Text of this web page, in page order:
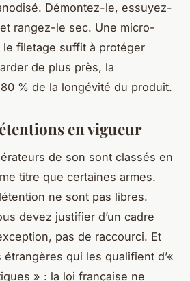
Démontez-le, essuyez-
rangez-le sec. Une micro-
le filetage suffit à protéger
de plus près, la
80 % de la longévité du produit.
en vigueur
de son sont classés en
titre que certaines armes.
ne sont pas libres.
devez justifier d’un cadre
pas de raccourci. Et
qui les qualifient d’«
» : la loi française ne